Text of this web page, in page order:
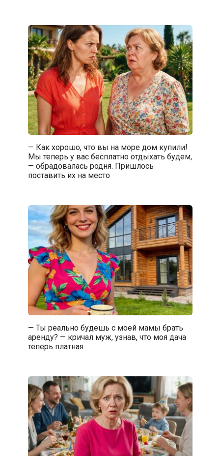
— Как хорошо, что вы на море дом купили!
Мы теперь у вас бесплатно отдыхать будем,
— обрадовалась родня. Пришлось
поставить их на место
— Ты реально будешь с моей мамы брать
аренду? — кричал муж, узнав, что моя дача
теперь платная